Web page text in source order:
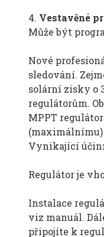
4. Vestavěné
Může být
Nové
sledování.
solární zisky o
regulátorům.
MPPT
Vynikající
Regulátor je
Instalace
viz manuál.
připojíte k